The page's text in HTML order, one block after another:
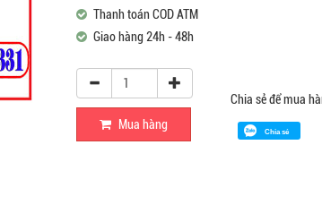
Thanh toán COD ATM
Giao hàng 24h - 48h
Mua hàng
Chia sẻ để mua
Chia sẻ